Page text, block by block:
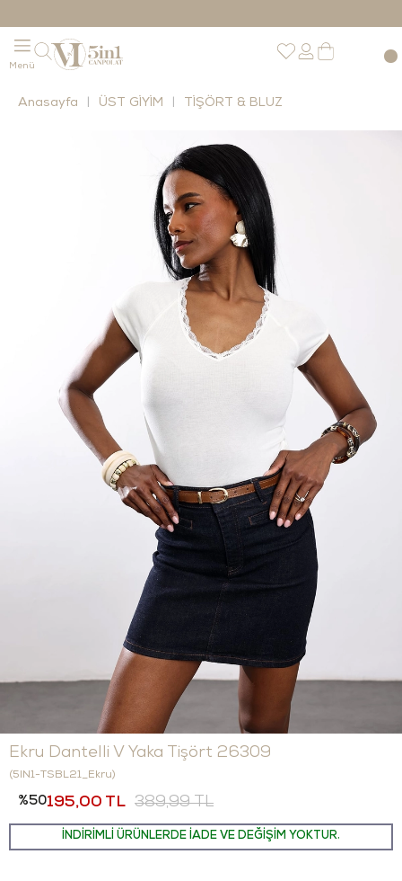
Anasayfa ÜST GİYİM TİŞÖRT & BLUZ
Ekru Dantelli V Yaka Tişört 26309
(5IN1-TSBL21_Ekru)
50 389,99 TL
195,00 TL
İNDİRİMLİ ÜRÜNLERDE İADE VE DEĞİŞİM YOKTUR.